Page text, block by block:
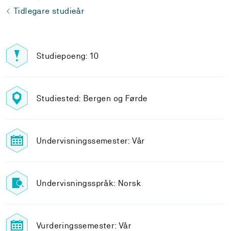
Tidlegare studieår
Studiepoeng: 10
Studiested: Bergen og Førde
Undervisningssemester: Vår
Undervisningsspråk: Norsk
Vurderingssemester: Vår